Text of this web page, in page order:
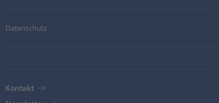
Datenschutz
Kontakt